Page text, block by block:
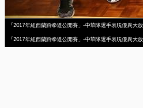
「2017年紐西蘭跆拳道公開賽」-中華隊選手表現優異大
「2017年紐西蘭跆拳道公開賽」-中華隊選手表現優異大